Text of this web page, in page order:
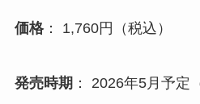
価格： 1,760円（税込）
発売時期 ： 2026年5月予定